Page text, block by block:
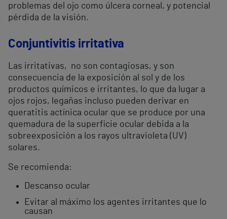
problemas del ojo como úlcera corneal, y potencial
pérdida de la visión.
Conjuntivitis irritativa
Las irritativas, no son contagiosas, y son
consecuencia de la exposición al sol y de los
productos químicos e irritantes, lo que da lugar a
ojos rojos, legañas incluso pueden derivar en
queratitis actínica ocular que se produce por una
quemadura de la superficie ocular debida a la
sobreexposición a los rayos ultravioleta (UV)
solares.
Se recomienda:
Descanso ocular
Evitar al máximo los agentes irritantes que lo
causan